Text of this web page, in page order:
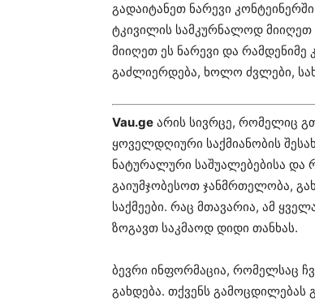
გადაიტანეთ ნარევი
ტკივილის სამკურნალოდ
მიიღეთ ეს ნარევი და რამდენიმე
გაძლიერდება, ხოლო ძვლები,
Vau.ge არის სივრცე, რომელიც
ყოველდღიური საქმიანობის
ნატურალური საშუალებებისა და
გაიუმჯობესოთ ჯანმრთელობა,
საქმეები. რაც მთავარია, ამ
ზოგავთ საკმაოდ დიდი თანხას.
ბევრი ინფორმაცია, რომელსაც
გახდება. თქვენს